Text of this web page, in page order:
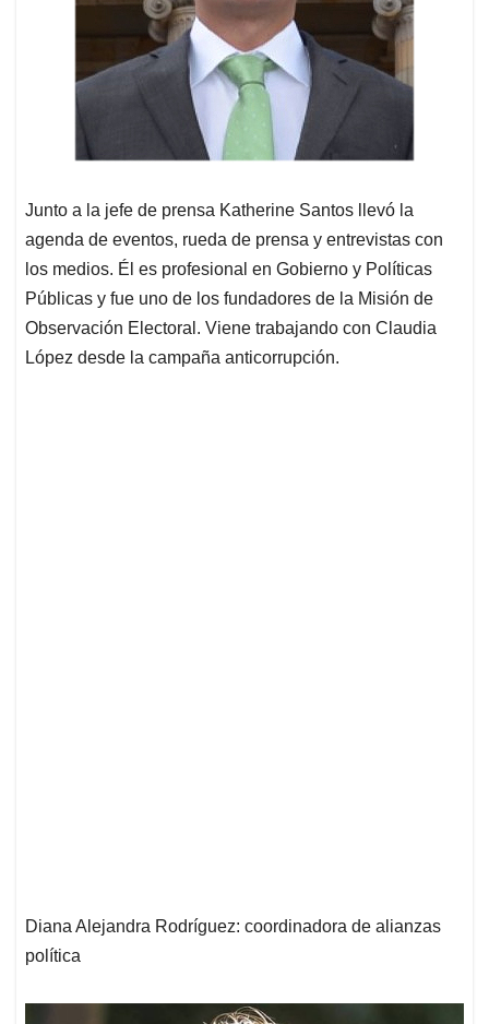
Junto a la jefe de prensa Katherine Santos llevó la
agenda de eventos, rueda de prensa y entrevistas con
los medios. Él es profesional en Gobierno y Políticas
Públicas y fue uno de los fundadores de la Misión de
Observación Electoral. Viene trabajando con Claudia
López desde la campaña anticorrupción.
Diana Alejandra Rodríguez: coordinadora de alianzas
política